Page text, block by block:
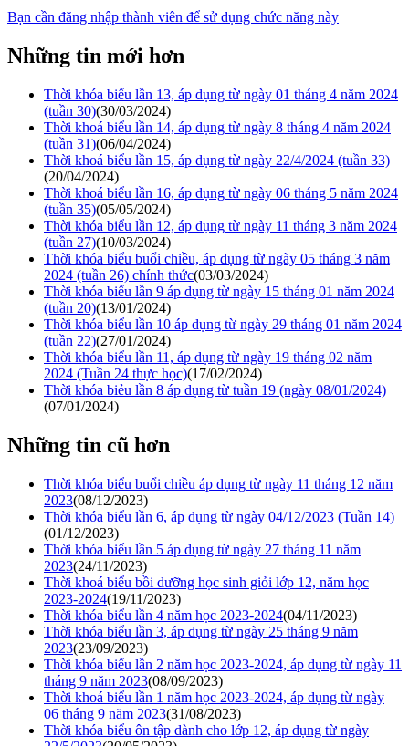
Bạn cần đăng nhập thành viên để sử dụng chức năng này
Những tin mới hơn
Thời khóa biểu lần 13, áp dụng từ ngày 01 tháng 4 năm 2024
(tuần 30)(30/03/2024)
Thời khoá biểu lần 14, áp dụng từ ngày 8 tháng 4 năm 2024
(tuần 31)(06/04/2024)
Thời khoá biểu lần 15, áp dụng từ ngày 22/4/2024 (tuần 33)
(20/04/2024)
Thời khoá biểu lần 16, áp dụng từ ngày 06 tháng 5 năm 2024
(tuần 35)(05/05/2024)
Thời khóa biểu lần 12, áp dụng từ ngày 11 tháng 3 năm 2024
(tuần 27)(10/03/2024)
Thời khóa biểu buổi chiều, áp dụng từ ngày 05 tháng 3 năm
2024 (tuần 26) chính thức(03/03/2024)
Thời khóa biểu lần 9 áp dụng từ ngày 15 tháng 01 năm 2024
(tuần 20)(13/01/2024)
Thời khóa biểu lần 10 áp dụng từ ngày 29 tháng 01 năm 2024
(tuần 22)(27/01/2024)
Thời khóa biểu lần 11, áp dụng từ ngày 19 tháng 02 năm
2024 (Tuần 24 thực học)(17/02/2024)
Thời khóa biẻu lần 8 áp dụng từ tuần 19 (ngày 08/01/2024)
(07/01/2024)
Những tin cũ hơn
Thời khóa biểu buổi chiều áp dụng từ ngày 11 tháng 12 năm
2023(08/12/2023)
Thời khóa biểu lần 6, áp dụng từ ngày 04/12/2023 (Tuần 14)
(01/12/2023)
Thời khóa biểu lần 5 áp dụng từ ngày 27 tháng 11 năm
2023(24/11/2023)
Thời khoá biểu bồi dưỡng học sinh giỏi lớp 12, năm học
2023-2024(19/11/2023)
Thời khóa biểu lần 4 năm học 2023-2024(04/11/2023)
Thời khóa biểu lần 3, áp dụng từ ngày 25 tháng 9 năm
2023(23/09/2023)
Thời khóa biểu lần 2 năm học 2023-2024, áp dụng từ ngày 11
tháng 9 năm 2023(08/09/2023)
Thời khoá biểu lần 1 năm học 2023-2024, áp dụng từ ngày
06 tháng 9 năm 2023(31/08/2023)
Thời khóa biểu ôn tập dành cho lớp 12, áp dụng từ ngày